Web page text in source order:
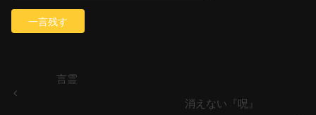
言霊
消えない『呪』